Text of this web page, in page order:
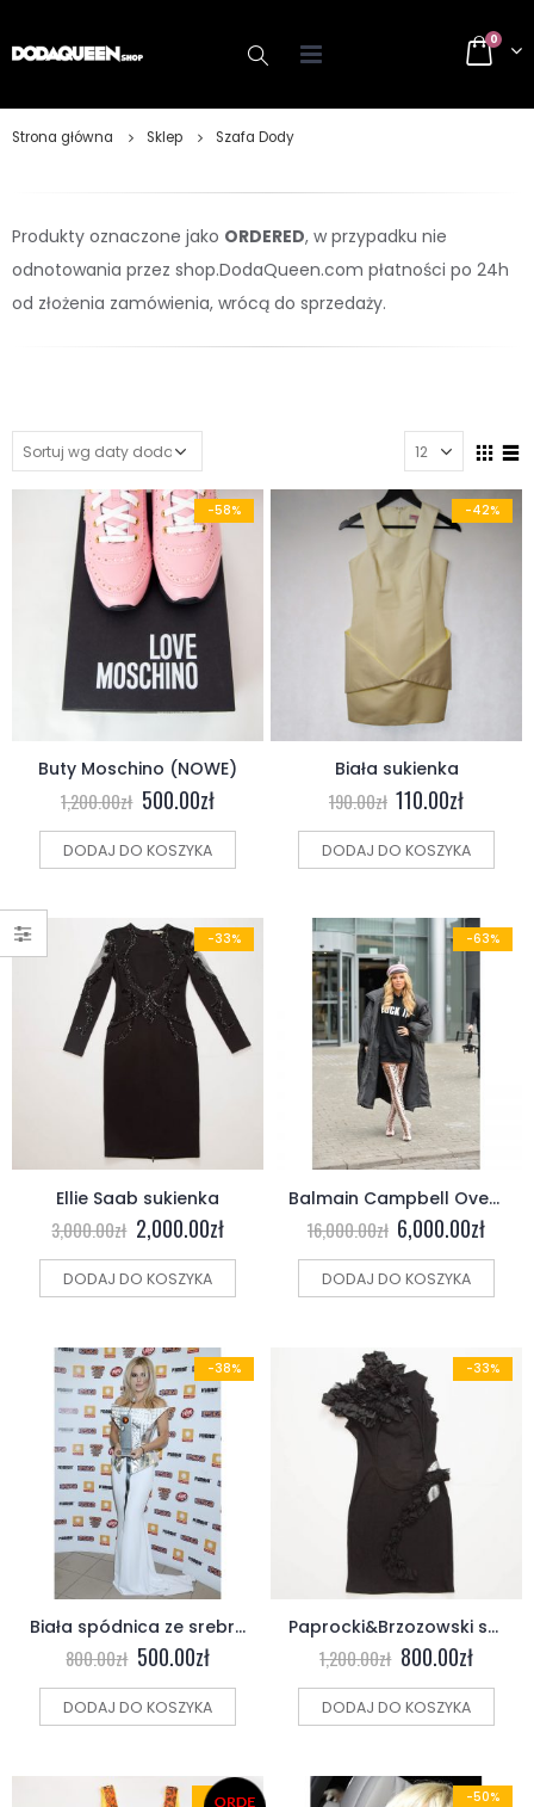
0
Strona główna Sklep Szafa Dody
Produkty oznaczone jako ORDERED, w przypadku nie
odnotowania przez shop.DodaQueen.com płatności po 24h
od złożenia zamówienia, wrócą do sprzedaży.
-58%
Buty Moschino (NOWE)
1,200.00zł 500.00zł
DODAJ DO KOSZYKA
-42%
Biała sukienka
190.00zł 110.00zł
DODAJ DO KOSZYKA
-33%
Ellie Saab sukienka
3,000.00zł 2,000.00zł
DODAJ DO KOSZYKA
-63%
Balmain Campbell Over the Knee Boot (NEW)
16,000.00zł 6,000.00zł
DODAJ DO KOSZYKA
-38%
Biała spódnica ze srebrnym pasem
800.00zł 500.00zł
DODAJ DO KOSZYKA
-33%
Paprocki&Brzozowski sukienka
1,200.00zł 800.00zł
DODAJ DO KOSZYKA
-44% -50%